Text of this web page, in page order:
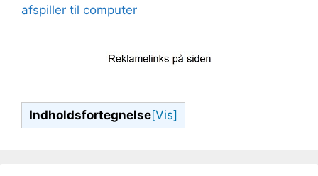
afspiller til computer
Indholdsfortegnelse[Vis]